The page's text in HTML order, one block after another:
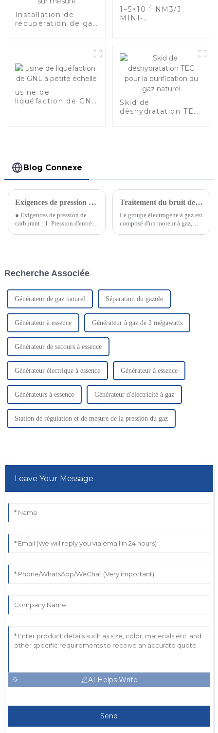
Installation de
récupération de gaz
1~5×10 4
NM3/J
MINI-
usine de
liquéfaction de GNL
Skid de
déshydratation TEG
Blog Connexe
Exigences de pression de carburant et exigences d'installation de notre groupe électrogène à gaz
● Exigences de pression de
carburant : 1. Pression d'entrée
électrogène biogaz : 3,5 Kpa-
tuyau...
Traitement du bruit des groupes électrogènes à gaz
Le groupe électrogène à gaz est
composé d'un moteur à gaz,
naturel.
Recherche Associée
Générateur de gaz naturel Séparation du gazole
Générateur à essence Générateur à gaz de 2 mégawatts
Générateur de secours à essence
Générateur électrique à essence Générateur à essence
Générateurs à essence Générateur d'électricité à gaz
Station de régulation et de mesure de la pression du gaz
Leave Your Message
AI Helps Write
Send